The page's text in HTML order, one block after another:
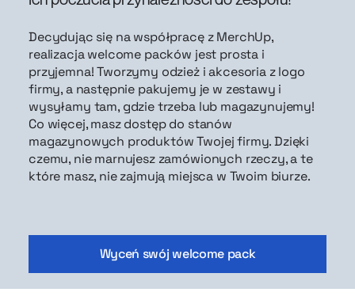
Decydując się na współpracę z MerchUp,
realizacja welcome packów jest prosta i
przyjemna! Tworzymy odzież i akcesoria z logo
firmy, a następnie pakujemy je w zestawy i
wysyłamy tam, gdzie trzeba lub magazynujemy!
Co więcej, masz dostęp do stanów
magazynowych produktów Twojej firmy. Dzięki
czemu, nie marnujesz zamówionych rzeczy, a te
które masz, nie zajmują miejsca w Twoim biurze.
Wyceń swój welcome pack